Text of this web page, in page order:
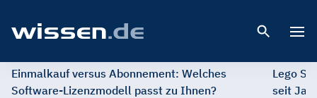
Einmalkauf versus Abonnement: Welches
Software-Lizenzmodell passt zu Ihnen?
Lego
seit